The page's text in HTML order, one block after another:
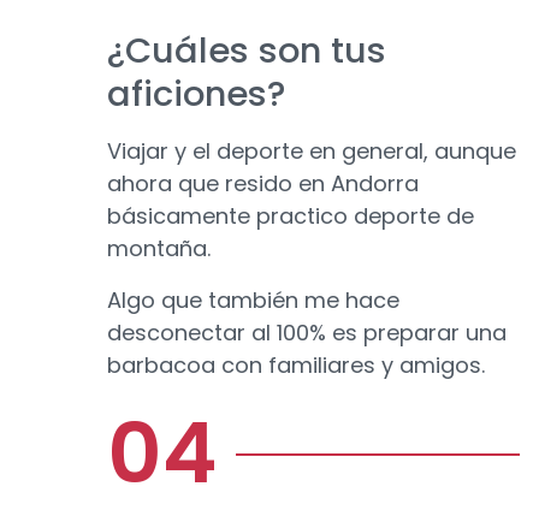
¿Cuáles son tus
aficiones?
Viajar y el deporte en general, aunque
ahora que resido en Andorra
básicamente practico deporte de
montaña.
Algo que también me hace
desconectar al 100% es preparar una
barbacoa con familiares y amigos.